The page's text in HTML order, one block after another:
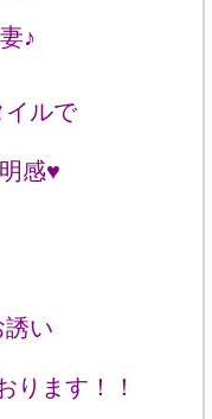
♪
イルで
感♥
い
ります！！